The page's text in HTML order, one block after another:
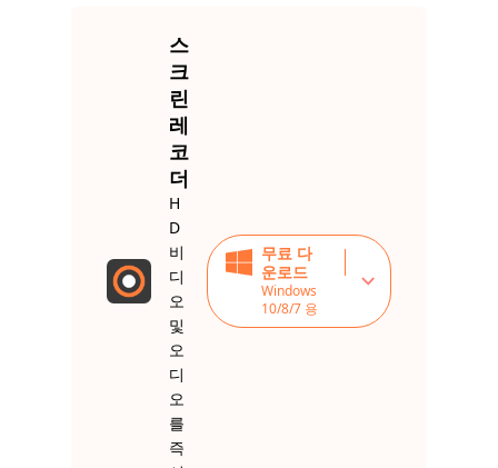
스
크
린
레
코
더
H
D
비
디
오
및
오
디
오
를
즉
무료 다
운로드
Windows
10/8/7 용